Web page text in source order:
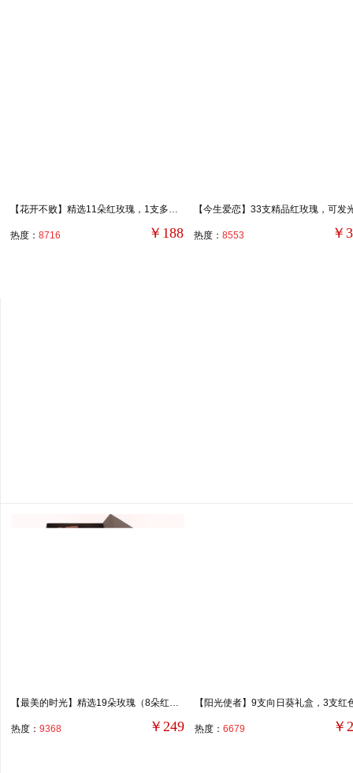
【花开不败】精选11朵红玫瑰，1支多头白色香水百合，搭配尤加利叶、满天星丰满装饰。
热度： 8716 ￥188 热度： 8553 ￥
【最美的时光】精选19朵玫瑰（8朵红玫瑰，6朵香槟玫瑰，5朵粉玫瑰），叶上黄金点缀。
热度： 9368 ￥249 热度： 6679 ￥